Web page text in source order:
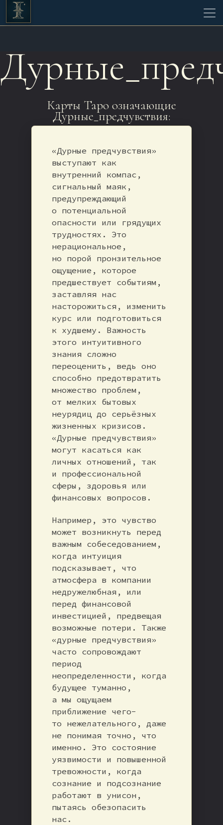
Карты Таро означающие
Дурные_предчувствия:
«Дурные предчувствия»
выступают как
внутренний компас,
сигнальный маяк,
предупреждающий
о потенциальной
опасности или грядущих
трудностях. Это
нерациональное,
но порой пронзительное
ощущение, которое
предшествует событиям,
заставляя нас
насторожиться, изменить
курс или подготовиться
к худшему. Важность
этого интуитивного
знания сложно
переоценить, ведь оно
способно предотвратить
множество проблем,
от мелких бытовых
неурядиц до серьёзных
жизненных кризисов.
«Дурные предчувствия»
могут касаться как
личных отношений, так
и профессиональной
сферы, здоровья или
финансовых вопросов.
Например, это чувство
может возникнуть перед
важным собеседованием,
когда интуиция
подсказывает, что
атмосфера в компании
недружелюбная, или
перед финансовой
инвестицией, предвещая
возможные потери. Также
«дурные предчувствия»
часто сопровождают
период
неопределенности, когда
будущее туманно,
а мы ощущаем
приближение чего-
то нежелательного, даже
не понимая точно, что
именно. Это состояние
уязвимости и повышенной
тревожности, когда
сознание и подсознание
работают в унисон,
пытаясь обезопасить
нас.